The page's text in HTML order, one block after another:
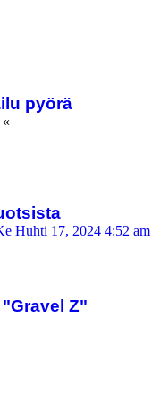
pyörä
«
Huhti 17, 2024 4:52 am
Z"